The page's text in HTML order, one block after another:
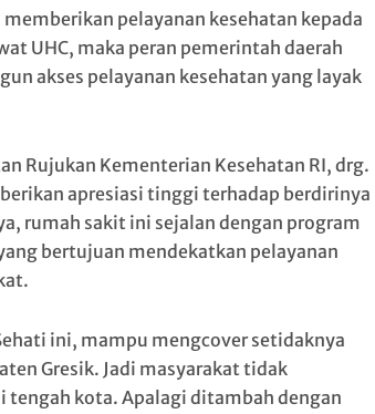
pelayanan kesehatan kepada
UHC, maka peran pemerintah daerah
akses pelayanan kesehatan yang layak
Rujukan Kementerian Kesehatan RI, drg.
apresiasi tinggi terhadap berdirinya
rumah sakit ini sejalan dengan program
bertujuan mendekatkan pelayanan
ini, mampu mengcover setidaknya
Gresik. Jadi masyarakat tidak
tengah kota. Apalagi ditambah dengan